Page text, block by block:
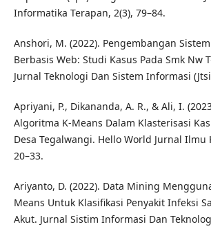
Informatika Terapan, 2(3), 79–84.
Anshori, M. (2022). Pengembangan
Berbasis Web: Studi Kasus Pada Smk Nw
Jurnal Teknologi Dan Sistem Informasi
Apriyani, P., Dikananda, A. R., & Ali, I.
Algoritma K-Means Dalam Klasterisasi
Desa Tegalwangi. Hello World Jurnal Ilmu
20–33.
Ariyanto, D. (2022). Data Mining
Means Untuk Klasifikasi Penyakit Infeksi
Akut. Jurnal Sistim Informasi Dan